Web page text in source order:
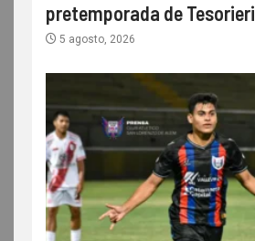
pretemporada de Tesorieri
5 agosto, 2026